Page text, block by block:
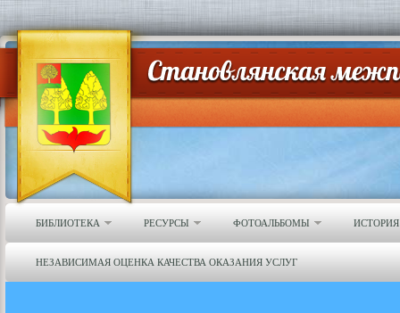
БИБЛИОТЕКА РЕСУРСЫ ФОТОАЛЬБОМЫ
НЕЗАВИСИМАЯ ОЦЕНКА КАЧЕСТВА ОКАЗАНИЯ УСЛУГ